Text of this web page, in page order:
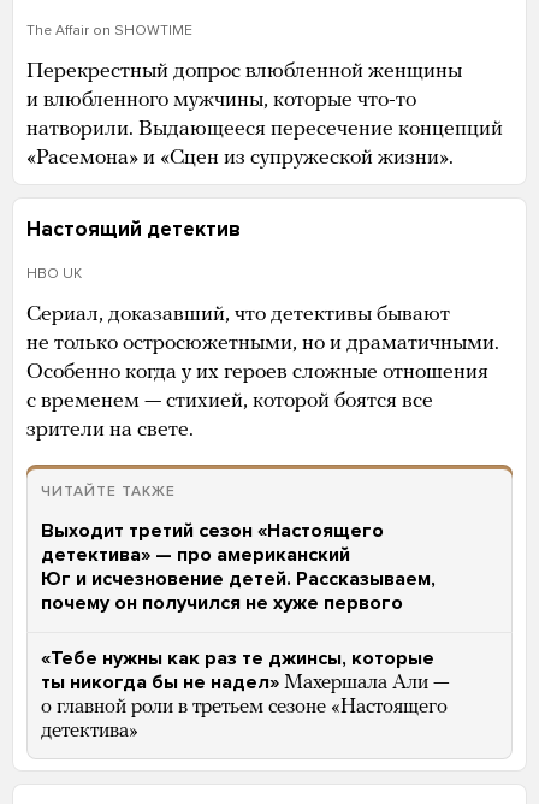
The Affair on SHOWTIME
Перекрестный допрос влюбленной женщины
и влюбленного мужчины, которые что-то
натворили. Выдающееся пересечение концепций
«Расемона» и «Сцен из супружеской жизни».
Настоящий детектив
HBO UK
Сериал, доказавший, что детективы бывают
не только остросюжетными, но и драматичными.
Особенно когда у их героев сложные отношения
с временем — стихией, которой боятся все
зрители на свете.
ЧИТАЙТЕ ТАКЖЕ
Выходит третий сезон «Настоящего
детектива» — про американский
Юг и исчезновение детей. Рассказываем,
почему он получился не хуже первого
«Тебе нужны как раз те джинсы, которые
ты никогда бы не надел» Махершала Али —
о главной роли в третьем сезоне «Настоящего
детектива»